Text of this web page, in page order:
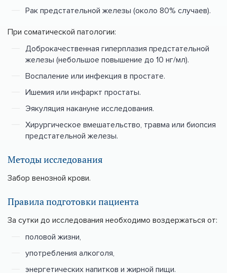
Рак предстательной железы (около 80% случаев).
При соматической патологии:
Доброкачественная гиперплазия предстательной
железы (небольшое повышение до 10 нг/мл).
Воспаление или инфекция в простате.
Ишемия или инфаркт простаты.
Эякуляция накануне исследования.
Хирургическое вмешательство, травма или биопсия
предстательной железы.
Методы исследования
Забор венозной крови.
Правила подготовки пациента
За сутки до исследования необходимо воздержаться от:
половой жизни,
употребления алкоголя,
энергетических напитков и жирной пищи.